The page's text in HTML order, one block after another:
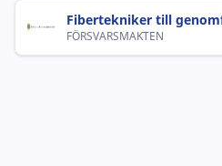
Fibertekniker till
FÖRSVARSMAKTEN